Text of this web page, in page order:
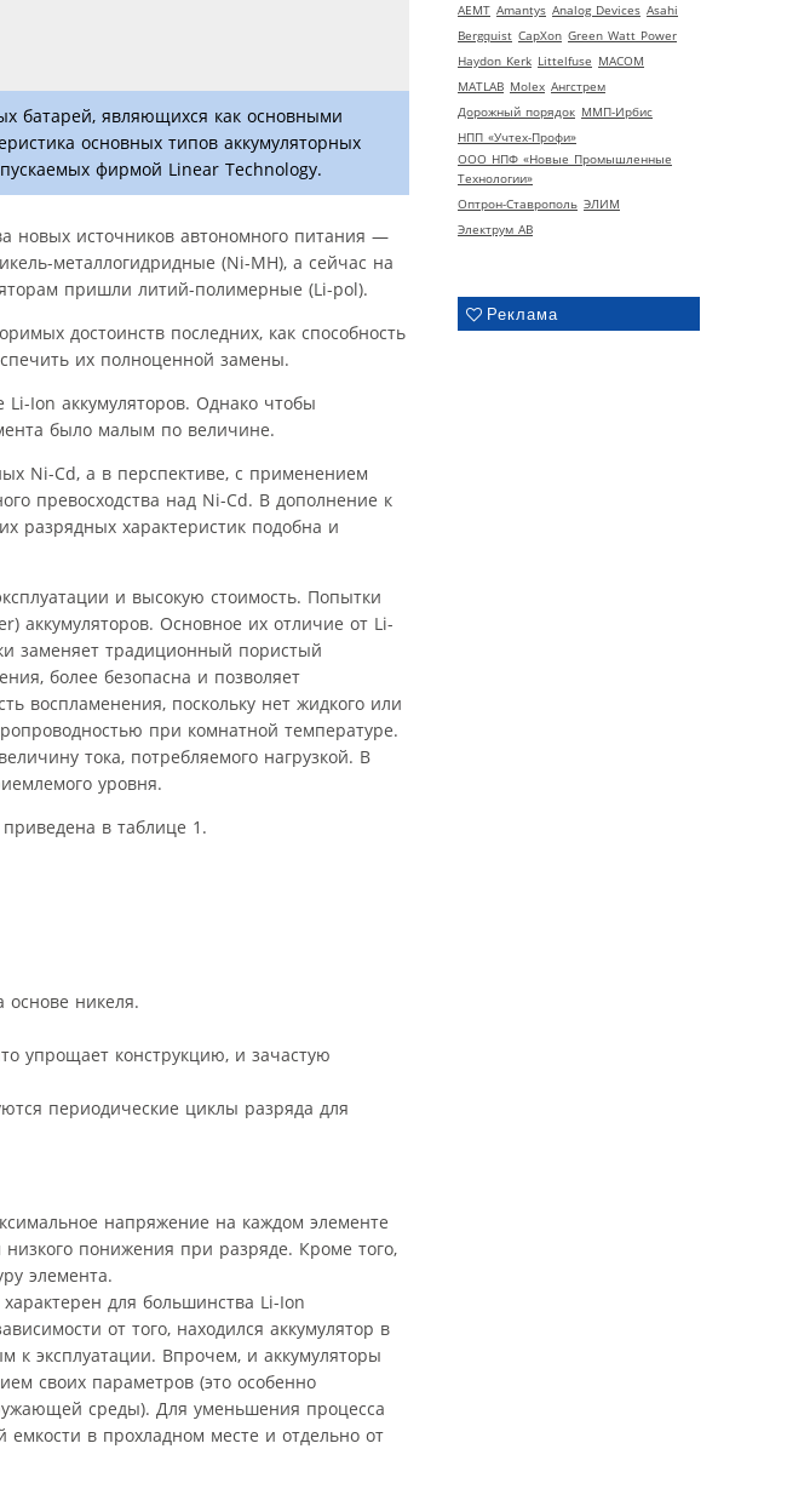
AEMT Amantys Analog Devices Asahi
Bergquist CapXon Green Watt Power
Haydon Kerk Littelfuse MACOM
MATLAB Molex Ангстрем
Дорожный порядок ММП-Ирбис
НПП «Учтех-Профи»
ООО НПФ «Новые Промышленные
Технологии»
Оптрон-Ставрополь ЭЛИМ
Электрум АВ
Реклама
батарей, являющихся как основными
основных типов аккумуляторных
фирмой Linear Technology.
новых источников автономного питания —
металлогидридные (Ni-MH), а сейчас на
пришли литий-полимерные (Li-pol).
достоинств последних, как способность
их полноценной замены.
Ion аккумуляторов. Однако чтобы
было малым по величине.
Ni-Cd, а в перспективе, с применением
превосходства над Ni-Cd. В дополнение к
разрядных характеристик подобна и
и высокую стоимость. Попытки
аккумуляторов. Основное их отличие от Li-
заменяет традиционный пористый
более безопасна и позволяет
воспламенения, поскольку нет жидкого или
при комнатной температуре.
тока, потребляемого нагрузкой. В
уровня.
в таблице 1.
никеля.
упрощает конструкцию, и зачастую
периодические циклы разряда для
напряжение на каждом элементе
понижения при разряде. Кроме того,
элемента.
для большинства Li-Ion
от того, находился аккумулятор в
к эксплуатации. Впрочем, и аккумуляторы
своих параметров (это особенно
среды). Для уменьшения процесса
в прохладном месте и отдельно от